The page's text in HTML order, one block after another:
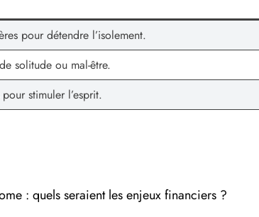
pour détendre l’isolement.
solitude ou mal-être.
stimuler l’esprit.
: quels seraient les enjeux financiers ?